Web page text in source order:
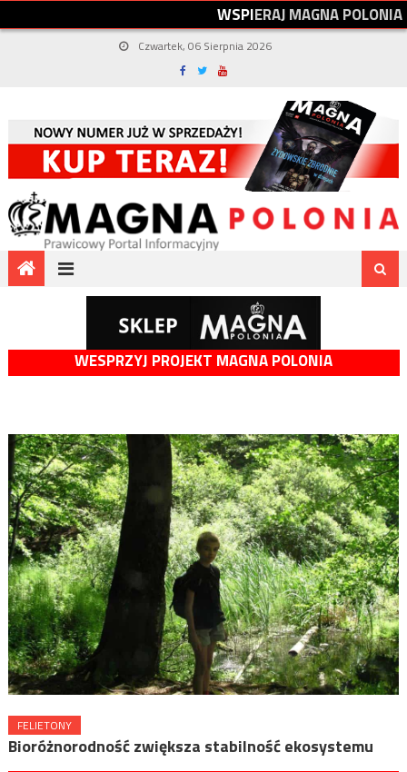
WSPIERAJMAGNAPOLONIA
Czwartek, 06 Sierpnia 2026
WESPRZYJ PROJEKT MAGNA POLONIA
FELIETONY
Bioróżnorodność zwiększa stabilność ekosystemu